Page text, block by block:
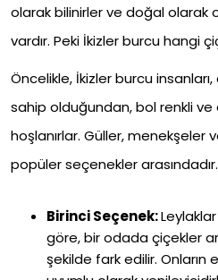
olarak bilinirler ve doğal olarak
vardır. Peki İkizler burcu hangi
Öncelikle, İkizler burcu
sahip olduğundan, bol renkli ve
hoşlanırlar. Güller, menekşeler
popüler seçenekler arasındadır.
Birinci Seçenek:
göre, bir odada çiçekler
şekilde fark edilir. Onların